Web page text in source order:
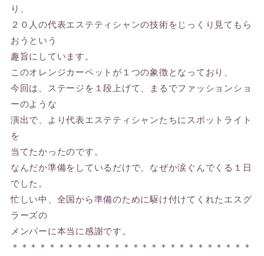
り、
２０人の代表エステティシャンの技術をじっくり見てもら
おうという
趣旨にしています。
このオレンジカーペットが１つの象徴となっており、
今回は、ステージを１段上げて、まるでファッションショ
ーのような
演出で、より代表エステティシャンたちにスポットライト
を
当てたかったのです。
なんだか準備をしているだけで、なぜか涙ぐんでくる１日
でした。
忙しい中、全国から準備のために駆け付けてくれたエスグ
ラーズの
メンバーに本当に感謝です。
＊＊＊＊＊＊＊＊＊＊＊＊＊＊＊＊＊＊＊＊＊＊＊＊＊＊